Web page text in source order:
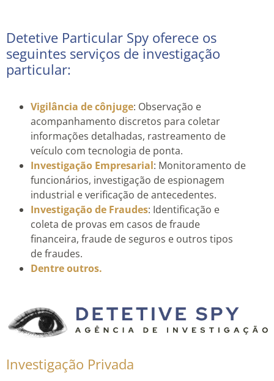
Detetive Particular Spy oferece os
seguintes serviços de investigação
particular:
Vigilância de cônjuge: Observação e
acompanhamento discretos para coletar
informações detalhadas, rastreamento de
veículo com tecnologia de ponta.
Investigação Empresarial: Monitoramento de
funcionários, investigação de espionagem
industrial e verificação de antecedentes.
Investigação de Fraudes: Identificação e
coleta de provas em casos de fraude
financeira, fraude de seguros e outros tipos
de fraudes.
Dentre outros.
Investigação Privada